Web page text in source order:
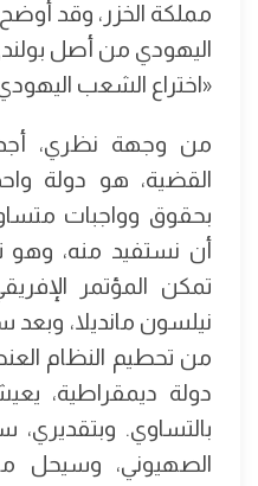
مملكة الخزر، وقد
اليهودي من أصل
«اختراع الشعب
من وجهة نظري، أجد
القضية، هو دولة
بحقوق وواجبات
أن نستفيد منه، وهو
تمكن المؤتمر
نيلسون مانديلا،
من تحطيم النظام
دولة ديمقراطية،
بالتساوي.
الصهيوني، وسيحل